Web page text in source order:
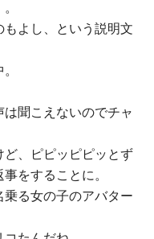
もよし、という説明文
聞こえないのでチャ
、ピピッピピッとず
をすることに。
る女の子のアバター